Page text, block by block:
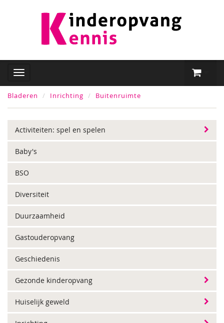
Bladeren Inrichting Buitenruimte
Activiteiten: spel en spelen
Baby's
BSO
Diversiteit
Duurzaamheid
Gastouderopvang
Geschiedenis
Gezonde kinderopvang
Huiselijk geweld